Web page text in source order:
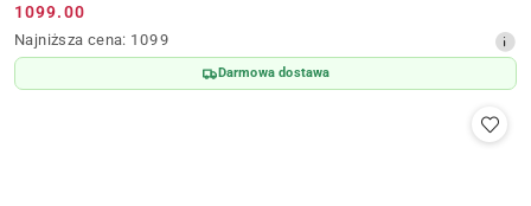
Cena
promocyjna:
1099.00
Najniższa
cena
z
Najniższa cena: 1099
Darmowa dostawa